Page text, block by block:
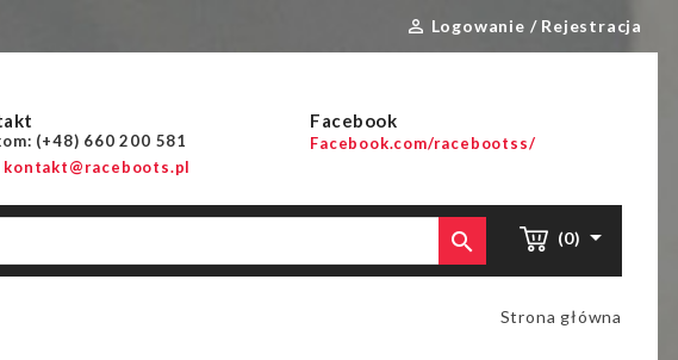
 Logowanie / Rejestracja
(+48) 660 200 581
kontakt@raceboots.pl
Facebook
Facebook.com/racebootss/
(0) 

Strona główna